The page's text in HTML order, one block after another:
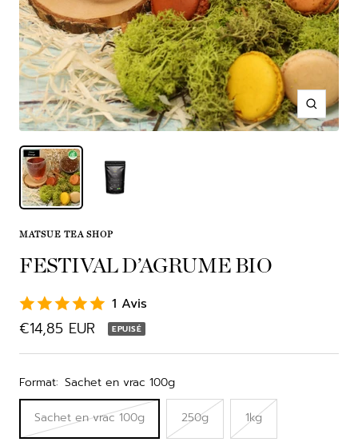
Zoom
MATSUE TEA SHOP
FESTIVAL D’AGRUME BIO
1 Avis
Prix
de
vente
€14,85 EUR EPUISÉ
Format: Sachet en vrac 100g
Sachet en vrac 100g 250g 1kg